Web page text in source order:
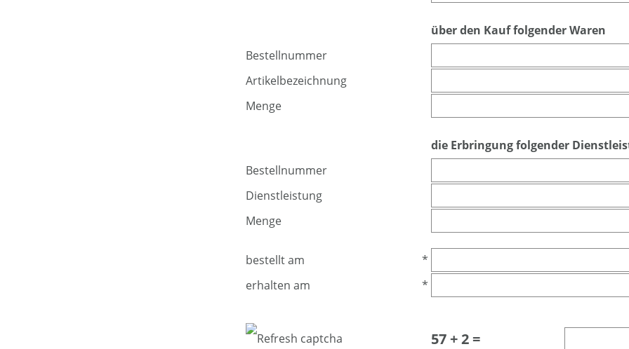
über den Kauf folgender Waren
Bestellnummer
Artikelbezeichnung
Menge
die Erbringung folgender
Bestellnummer
Dienstleistung
Menge
bestellt am
*
erhalten am
*
57 + 2 =